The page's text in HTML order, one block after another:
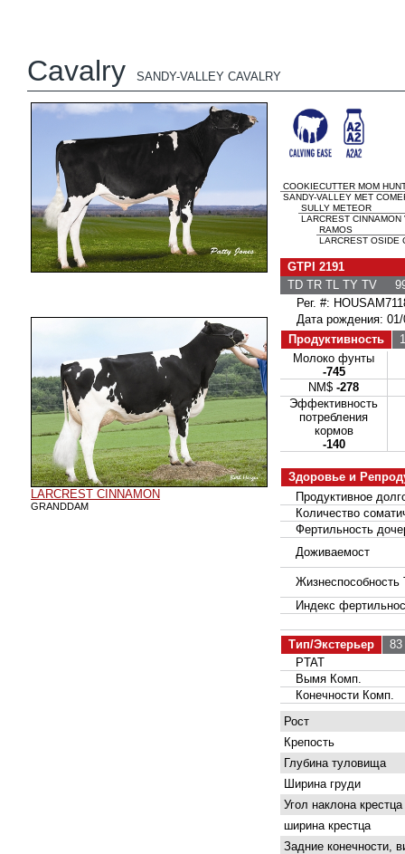
Cavalry SANDY-VALLEY CAVALRY
LARCREST CINNAMON
GRANDDAM
COOKIECUTTER MOM
SANDY-VALLEY MET
SULLY METEOR
LARCREST CINNAMON
RAMOS
LARCREST OSIDE
GTPI 2191
TD TR TL TY TV
Рег. #:
Дата рождения: 01/
Продуктивность
Молоко фунты
-745
NM$ -278
Эффективность
потребления
кормов
-140
Здоровье и
Продуктивное
Количество
Фертильность
Доживаемост
Жизнеспособность
Индекс
Тип/Экстерьер
83
PTAT
Вымя Комп.
Конечности Комп.
Рост
Крепость
Глубина туловища
Ширина груди
Угол наклона крестца
ширина крестца
Задние конечности,